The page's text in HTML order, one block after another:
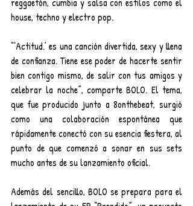
reggaetón, cumbia y salsa con estilos como el
house, techno y electro pop.
“‘Actitud.’ es una canción divertida, sexy y llena
de confianza. Tiene ese poder de hacerte sentir
bien contigo mismo, de salir con tus amigos y
celebrar la noche”, comparte BOLO. El tema,
que fue producido junto a 8onthebeat, surgió
como una colaboración espontánea que
rápidamente conectó con su esencia fiestera, al
punto de que comenzó a sonar en sus sets
mucho antes de su lanzamiento oficial.
Además del sencillo, BOLO se prepara para el